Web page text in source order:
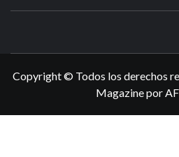
Copyright © Todos los derechos
Magazinepor